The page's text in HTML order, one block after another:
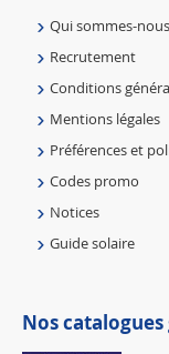
Qui sommes-
Recrutement
Conditions
Mentions légales
Préférences et
Codes promo
Notices
Guide solaire
Nos